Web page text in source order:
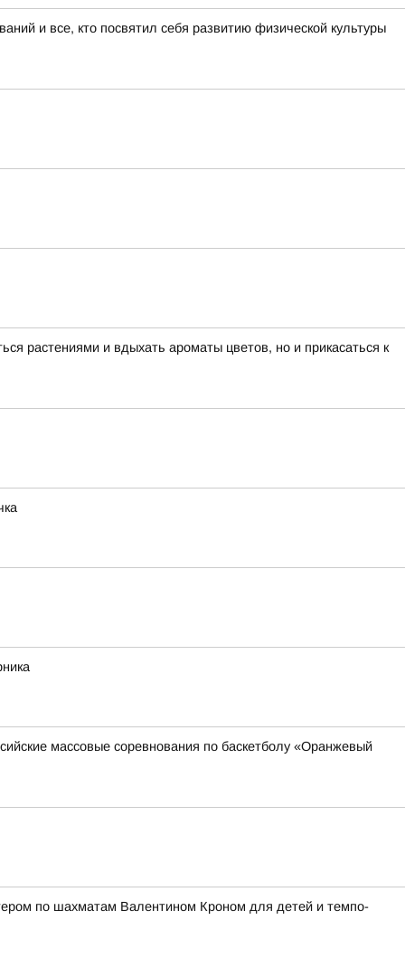
и все, кто посвятил себя развитию физической культуры
растениями и вдыхать ароматы цветов, но и прикасаться к
массовые соревнования по баскетболу «Оранжевый
по шахматам Валентином Кроном для детей и темпо-